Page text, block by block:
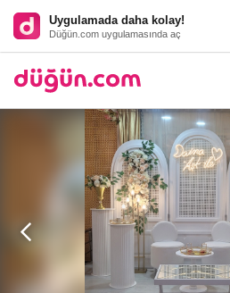
Uygulamada daha kolay!
Düğün.com uygulamasında aç